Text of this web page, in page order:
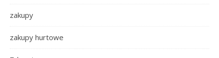
zakupy
zakupy hurtowe